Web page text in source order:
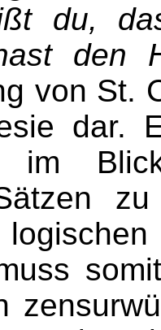
du,
den
von St.
dar.
im